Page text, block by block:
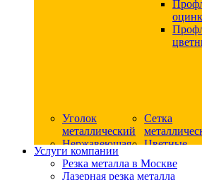
Уголок
металлический
Сетка
Нержавеющая
сталь
Квадрат
Цветные
Услуги компании
Резка металла в Москве
Лазерная резка металла